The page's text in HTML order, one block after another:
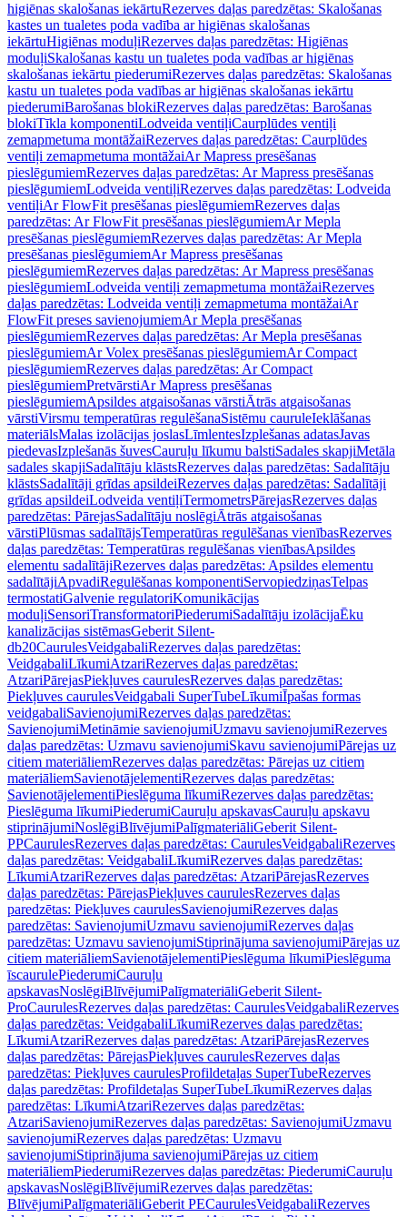
higiēnas skalošanas iekārtuRezerves daļas paredzētas: Skalošanas
kastes un tualetes poda vadība ar higiēnas skalošanas
iekārtuHigiēnas moduļiRezerves daļas paredzētas: Higiēnas
moduļiSkalošanas kastu un tualetes poda vadības ar higiēnas
skalošanas iekārtu piederumiRezerves daļas paredzētas: Skalošanas
kastu un tualetes poda vadības ar higiēnas skalošanas iekārtu
piederumiBarošanas blokiRezerves daļas paredzētas: Barošanas
blokiTīkla komponentiLodveida ventiļiCaurplūdes ventiļi
zemapmetuma montāžaiRezerves daļas paredzētas: Caurplūdes
ventiļi zemapmetuma montāžaiAr Mapress presēšanas
pieslēgumiemRezerves daļas paredzētas: Ar Mapress presēšanas
pieslēgumiemLodveida ventiļiRezerves daļas paredzētas: Lodveida
ventiļiAr FlowFit presēšanas pieslēgumiemRezerves daļas
paredzētas: Ar FlowFit presēšanas pieslēgumiemAr Mepla
presēšanas pieslēgumiemRezerves daļas paredzētas: Ar Mepla
presēšanas pieslēgumiemAr Mapress presēšanas
pieslēgumiemRezerves daļas paredzētas: Ar Mapress presēšanas
pieslēgumiemLodveida ventiļi zemapmetuma montāžaiRezerves
daļas paredzētas: Lodveida ventiļi zemapmetuma montāžaiAr
FlowFit preses savienojumiemAr Mepla presēšanas
pieslēgumiemRezerves daļas paredzētas: Ar Mepla presēšanas
pieslēgumiemAr Volex presēšanas pieslēgumiemAr Compact
pieslēgumiemRezerves daļas paredzētas: Ar Compact
pieslēgumiemPretvārstiAr Mapress presēšanas
pieslēgumiemApsildes atgaisošanas vārstiĀtrās atgaisošanas
vārstiVirsmu temperatūras regulēšanaSistēmu cauruleIeklāšanas
materiālsMalas izolācijas joslasLīmlentesIzplešanas adatasJavas
piedevasIzplešanās šuvesCauruļu līkumu balstiSadales skapjiMetāla
sadales skapjiSadalītāju klāstsRezerves daļas paredzētas: Sadalītāju
klāstsSadalītāji grīdas apsildeiRezerves daļas paredzētas: Sadalītāji
grīdas apsildeiLodveida ventiļiTermometrsPārejasRezerves daļas
paredzētas: PārejasSadalītāju noslēgiĀtrās atgaisošanas
vārstiPlūsmas sadalītājsTemperatūras regulēšanas vienībasRezerves
daļas paredzētas: Temperatūras regulēšanas vienībasApsildes
elementu sadalītājiRezerves daļas paredzētas: Apsildes elementu
sadalītājiApvadiRegulēšanas komponentiServopiedziņasTelpas
termostatiGalvenie regulatoriKomunikācijas
moduļiSensoriTransformatoriPiederumiSadalītāju izolācijaĒku
kanalizācijas sistēmasGeberit Silent-
db20CaurulesVeidgabaliRezerves daļas paredzētas:
VeidgabaliLīkumiAtzariRezerves daļas paredzētas:
AtzariPārejasPiekļuves caurulesRezerves daļas paredzētas:
Piekļuves caurulesVeidgabali SuperTubeLīkumiĪpašas formas
veidgabaliSavienojumiRezerves daļas paredzētas:
SavienojumiMetināmie savienojumiUzmavu savienojumiRezerves
daļas paredzētas: Uzmavu savienojumiSkavu savienojumiPārejas uz
citiem materiāliemRezerves daļas paredzētas: Pārejas uz citiem
materiāliemSavienotājelementiRezerves daļas paredzētas:
SavienotājelementiPieslēguma līkumiRezerves daļas paredzētas:
Pieslēguma līkumiPiederumiCauruļu apskavasCauruļu apskavu
stiprinājumiNoslēgiBlīvējumiPalīgmateriāliGeberit Silent-
PPCaurulesRezerves daļas paredzētas: CaurulesVeidgabaliRezerves
daļas paredzētas: VeidgabaliLīkumiRezerves daļas paredzētas:
LīkumiAtzariRezerves daļas paredzētas: AtzariPārejasRezerves
daļas paredzētas: PārejasPiekļuves caurulesRezerves daļas
paredzētas: Piekļuves caurulesSavienojumiRezerves daļas
paredzētas: SavienojumiUzmavu savienojumiRezerves daļas
paredzētas: Uzmavu savienojumiStiprinājuma savienojumiPārejas uz
citiem materiāliemSavienotājelementiPieslēguma līkumiPieslēguma
īscaurulePiederumiCauruļu
apskavasNoslēgiBlīvējumiPalīgmateriāliGeberit Silent-
ProCaurulesRezerves daļas paredzētas: CaurulesVeidgabaliRezerves
daļas paredzētas: VeidgabaliLīkumiRezerves daļas paredzētas:
LīkumiAtzariRezerves daļas paredzētas: AtzariPārejasRezerves
daļas paredzētas: PārejasPiekļuves caurulesRezerves daļas
paredzētas: Piekļuves caurulesProfildetaļas SuperTubeRezerves
daļas paredzētas: Profildetaļas SuperTubeLīkumiRezerves daļas
paredzētas: LīkumiAtzariRezerves daļas paredzētas:
AtzariSavienojumiRezerves daļas paredzētas: SavienojumiUzmavu
savienojumiRezerves daļas paredzētas: Uzmavu
savienojumiStiprinājuma savienojumiPārejas uz citiem
materiāliemPiederumiRezerves daļas paredzētas: PiederumiCauruļu
apskavasNoslēgiBlīvējumiRezerves daļas paredzētas:
BlīvējumiPalīgmateriāliGeberit PECaurulesVeidgabaliRezerves